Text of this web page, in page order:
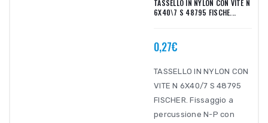
TASSELLO IN NYLON CON VITE N
6X40\7 S 48795 FISCHE...
0,27€
TASSELLO IN NYLON CON
VITE N 6X40/7 S 48795
FISCHER. Fissaggio a
percussione N-P con